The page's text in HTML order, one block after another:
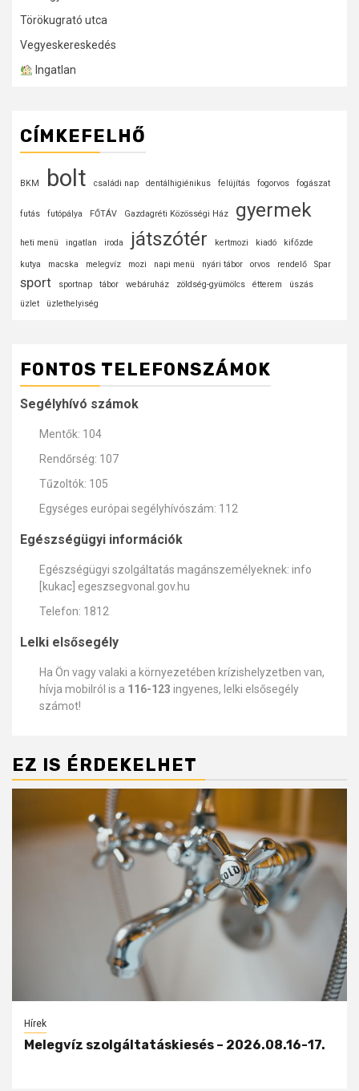
Törökugrató utca
Vegyeskereskedés
Ingatlan
CÍMKEFELHŐ
BKM bolt családi nap dentálhigiénikus felújítás fogorvos fogászat
futás futópálya FŐTÁV Gazdagréti Közösségi Ház gyermek
heti menü ingatlan iroda játszótér kertmozi kiadó kifőzde
kutya macska melegvíz mozi napi menü nyári tábor orvos rendelő Spar
sport sportnap tábor webáruház zöldség-gyümölcs étterem
úszás
üzlet
üzlethelyiség
FONTOS TELEFONSZÁMOK
Segélyhívó számok
Mentők: 104
Rendőrség: 107
Tűzoltók: 105
Egységes európai segélyhívószám: 112
Egészségügyi információk
Egészségügyi szolgáltatás magánszemélyeknek: info
[kukac] egeszsegvonal.gov.hu
Telefon: 1812
Lelki elsősegély
Ha Ön vagy valaki a környezetében krízishelyzetben van,
hívja mobilról is a 116-123 ingyenes, lelki elsősegély
számot!
EZ IS ÉRDEKELHET
Hírek
Melegvíz szolgáltatáskiesés – 2026.08.16-17.